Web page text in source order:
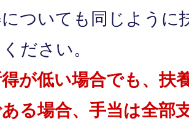
ついても同じように
ださい。
が低い場合でも、扶
る場合、手当は全部